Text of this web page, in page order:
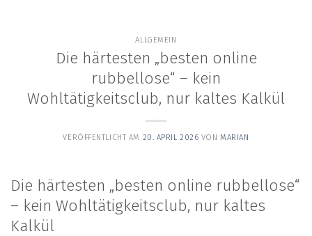
ALLGEMEIN
Die härtesten „besten online
rubbellose“ – kein
Wohltätigkeitsclub, nur kaltes Kalkül
VERÖFFENTLICHT AM 20. APRIL 2026 VON MARIAN
Die härtesten „besten online rubbellose“
– kein Wohltätigkeitsclub, nur kaltes
Kalkül